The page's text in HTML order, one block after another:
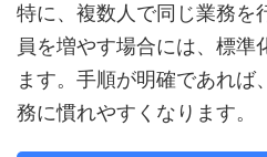
特に、複数人で同じ業務を
員を増やす場合には、標準
ます。手順が明確であれば
務に慣れやすくなります。